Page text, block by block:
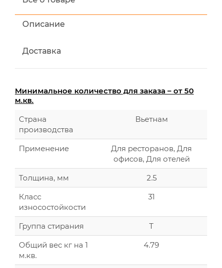
Описание
Доставка
Минимальное количество для заказа – от 50
м.кв.
Страна
производства
Вьетнам
Применение
Для ресторанов, Для
офисов, Для отелей
Толщина, мм
2.5
Класс
износостойкости
31
Группа стирания
T
Общий вес кг на 1
м.кв.
4.79